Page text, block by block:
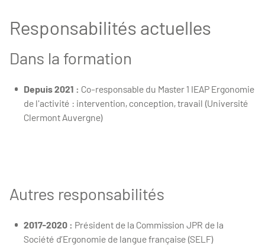
Responsabilités actuelles
Dans la formation
Depuis 2021 : Co-responsable du Master 1 IEAP Ergonomie
de l'activité : intervention, conception, travail (Université
Clermont Auvergne)
Autres responsabilités
2017-2020 : Président de la Commission JPR de la
Société d’Ergonomie de langue française (SELF)